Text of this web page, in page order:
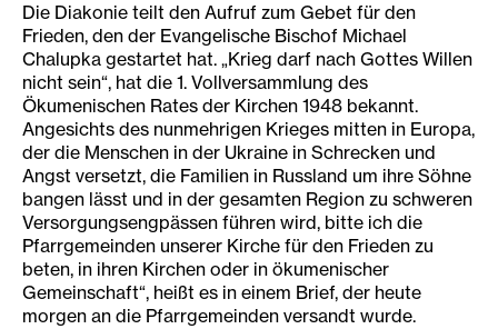
Die Diakonie teilt den Aufruf zum Gebet für den
Frieden, den der Evangelische Bischof Michael
Chalupka gestartet hat. „Krieg darf nach Gottes Willen
nicht sein“, hat die 1. Vollversammlung des
Ökumenischen Rates der Kirchen 1948 bekannt.
Angesichts des nunmehrigen Krieges mitten in Europa,
der die Menschen in der Ukraine in Schrecken und
Angst versetzt, die Familien in Russland um ihre Söhne
bangen lässt und in der gesamten Region zu schweren
Versorgungsengpässen führen wird, bitte ich die
Pfarrgemeinden unserer Kirche für den Frieden zu
beten, in ihren Kirchen oder in ökumenischer
Gemeinschaft“, heißt es in einem Brief, der heute
morgen an die Pfarrgemeinden versandt wurde.